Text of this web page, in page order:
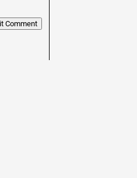
Comment